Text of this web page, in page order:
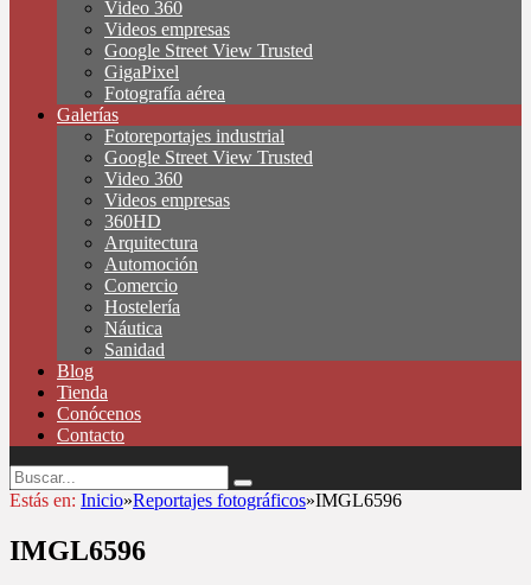
Video 360
Videos empresas
Google Street View Trusted
GigaPixel
Fotografía aérea
Galerías
Fotoreportajes industrial
Google Street View Trusted
Video 360
Videos empresas
360HD
Arquitectura
Automoción
Comercio
Hostelería
Náutica
Sanidad
Blog
Tienda
Conócenos
Contacto
Estás en: Inicio»Reportajes fotográficos»IMGL6596
IMGL6596